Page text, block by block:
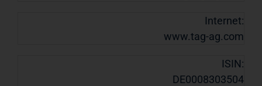
Internet:
www.tag-ag.com
ISIN:
DE0008303504